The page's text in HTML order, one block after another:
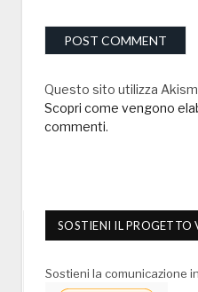
Questo sito utilizza
Scopri come vengono
commenti.
SOSTIENI IL PROGETTO
Sostieni la comunicazione